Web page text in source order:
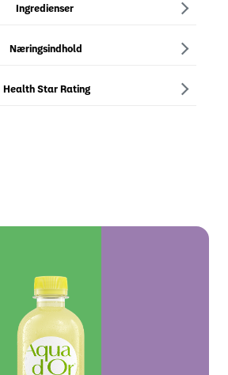
Ingredienser
Næringsindhold
Health Star Rating